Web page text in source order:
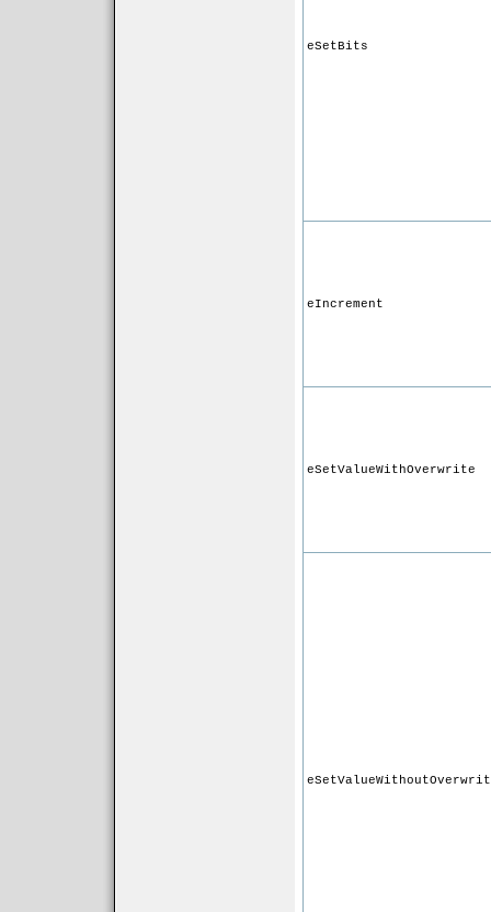
eSetBits
eIncrement
eSetValueWithOverwrite